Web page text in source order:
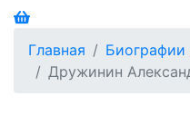
Главная
Биографии
Дружинин